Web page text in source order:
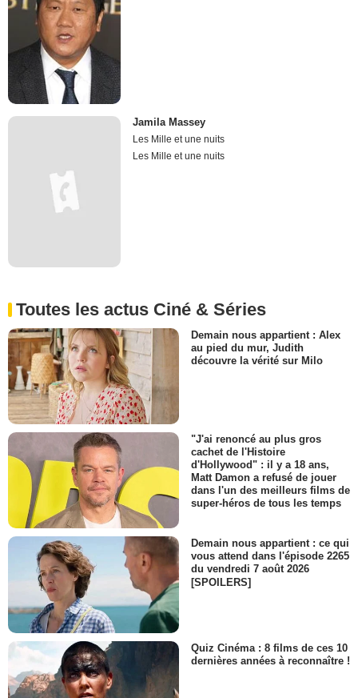
Jamila Massey
Les Mille et une nuits
Les Mille et une nuits
Toutes les actus Ciné & Séries
Demain nous appartient : Alex
au pied du mur, Judith
découvre la vérité sur Milo
"J'ai renoncé au plus gros
cachet de l'Histoire
d'Hollywood" : il y a 18 ans,
Matt Damon a refusé de jouer
dans l'un des meilleurs films de
super-héros de tous les temps
Demain nous appartient : ce qui
vous attend dans l'épisode 2265
du vendredi 7 août 2026
[SPOILERS]
Quiz Cinéma : 8 films de ces 10
dernières années à reconnaître !